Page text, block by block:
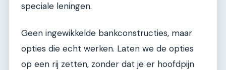
speciale leningen.
Geen ingewikkelde bankconstructies, maar
opties die echt werken. Laten we de opties
op een rij zetten, zonder dat je er hoofdpijn